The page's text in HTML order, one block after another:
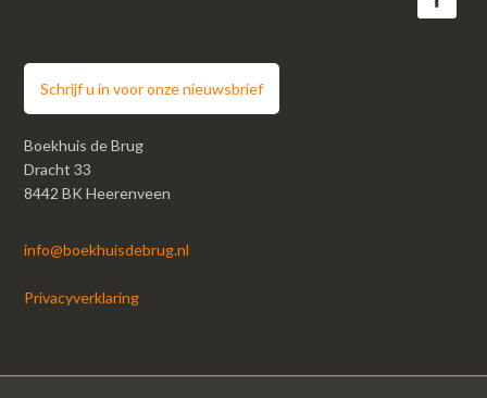
Schrijf u in voor onze nieuwsbrief
Boekhuis de Brug
Dracht 33
8442 BK Heerenveen
info@boekhuisdebrug.nl
Privacyverklaring